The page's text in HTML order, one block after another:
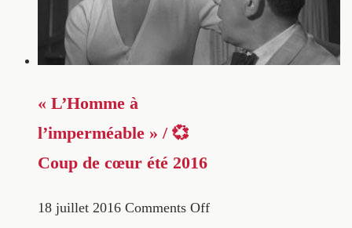
« L’Homme à
l’imperméable » / 💞
Coup de cœur été 2016
18 juillet 2016 Comments Off